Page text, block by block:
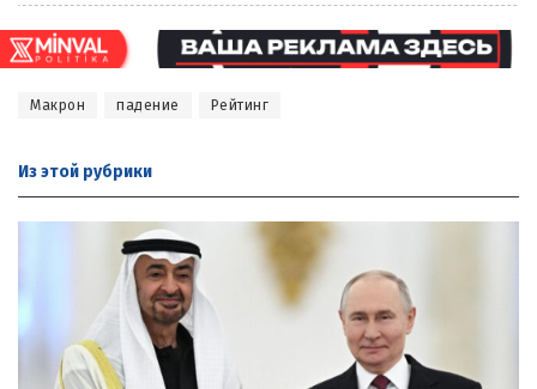
Макрон падение Рейтинг
Из этой рубрики